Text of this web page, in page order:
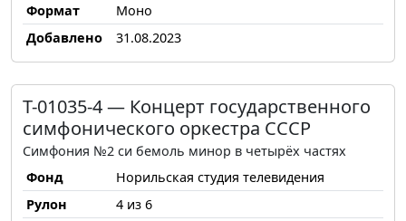
Формат
Моно
Добавлено
31.08.2023
Т-01035-4 — Концерт государственного
симфонического оркестра СССР
Симфония №2 си бемоль минор в четырёх частях
Фонд
Норильская студия телевидения
Рулон
4 из 6